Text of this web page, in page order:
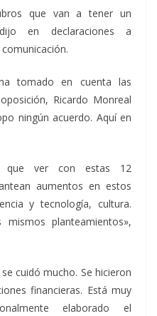
que van a tener un
en declaraciones a
tomado en cuenta las
Ricardo Monreal
ningún acuerdo. Aquí en
que ver con estas 12
aumentos en estos
y tecnología, cultura.
planteamientos»,
cuidó mucho. Se hicieron
financieras. Está muy
elaborado el